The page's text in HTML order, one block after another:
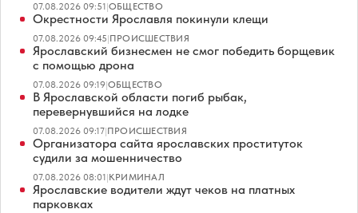
07.08.2026 09:51|ОБЩЕСТВО
Окрестности Ярославля покинули клещи
07.08.2026 09:45|ПРОИСШЕСТВИЯ
Ярославский бизнесмен не смог победить борщевик
с помощью дрона
07.08.2026 09:19|ОБЩЕСТВО
В Ярославской области погиб рыбак,
перевернувшийся на лодке
07.08.2026 09:17|ПРОИСШЕСТВИЯ
Организатора сайта ярославских проституток
судили за мошенничество
07.08.2026 08:01|КРИМИНАЛ
Ярославские водители ждут чеков на платных
парковках